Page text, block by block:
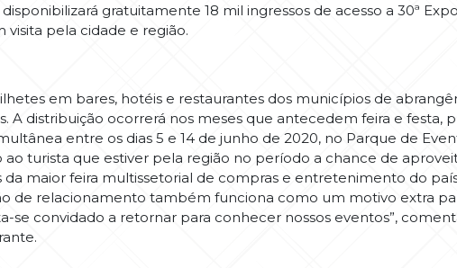
gratuitamente 18 mil ingressos de acesso a 30ª
pela cidade e região.
em bares, hotéis e restaurantes dos municípios de
A distribuição ocorrerá nos meses que antecedem feira e festa,
entre os dias 5 e 14 de junho de 2020, no Parque de
ao turista que estiver pela região no período a chance de
da maior feira multissetorial de compras e entretenimento do
de relacionamento também funciona como um motivo extra
se convidado a retornar para conhecer nossos eventos”,